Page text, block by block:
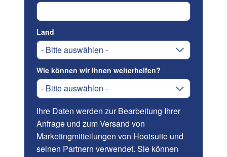
Land
Wie können wir Ihnen weiterhelfen?
Ihre Daten werden zur Bearbeitung Ihrer
Anfrage und zum Versand von
Marketingmitteilungen von Hootsuite und
seinen Partnern verwendet. Sie können